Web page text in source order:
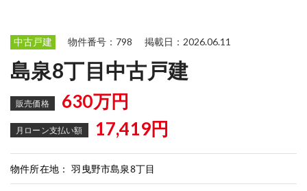
中古戸建 物件番号：798 掲載日：2026.06.11
島泉8丁目中古戸建
販売価格 630万円
月ローン支払い額 17,419円
物件所在地： 羽曳野市島泉8丁目